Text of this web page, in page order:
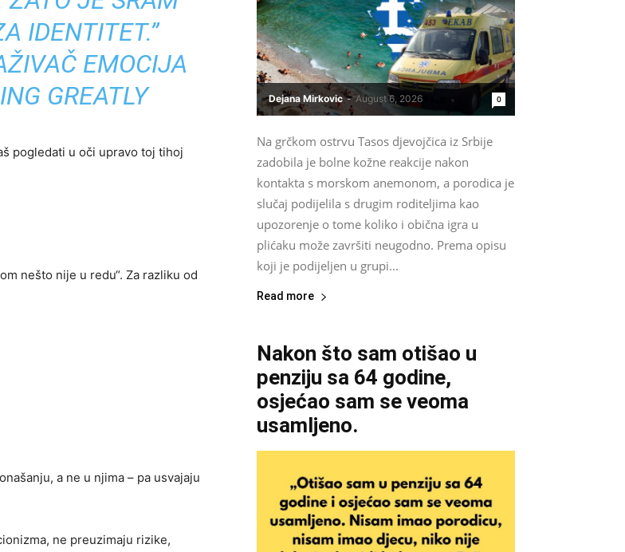
IDENTITET.”
EMOCIJA
GREATLY
pogledati u oči upravo toj tihoj
nešto nije u redu“. Za razliku od
a ne u njima – pa usvajaju
ne preuzimaju rizike,
Dejana Mirkovic - August 6, 2026 0
Na grčkom ostrvu Tasos djevojčica iz Srbije
zadobila je bolne kožne reakcije nakon
kontakta s morskom anemonom, a porodica je
slučaj podijelila s drugim roditeljima kao
upozorenje o tome koliko i obična igra u
plićaku može završiti neugodno. Prema opisu
koji je podijeljen u grupi...
Read more
Nakon što sam otišao u
penziju sa 64 godine,
osjećao sam se veoma
usamljeno.